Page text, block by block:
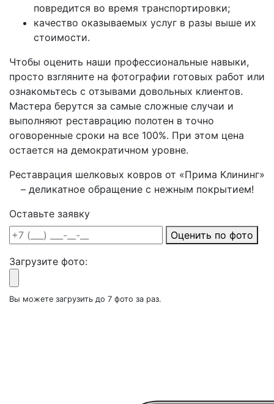
повредится во время транспортировки;
качество оказываемых услуг в разы выше их
стоимости.
Чтобы оценить наши профессиональные навыки,
просто взгляните на фотографии готовых работ или
ознакомьтесь с отзывами довольных клиентов.
Мастера берутся за самые сложные случаи и
выполняют реставрацию полотен в точно
оговоренные сроки на все 100%. При этом цена
остается на демократичном уровне.
Реставрация шелковых ковров от «Прима Клининг»
– деликатное обращение с нежным покрытием!
Оставьте заявку
Оценить по фото
Загрузите фото:
Вы можете загрузить до 7 фото за раз.